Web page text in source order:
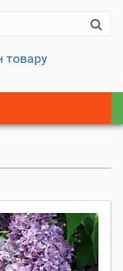
товару